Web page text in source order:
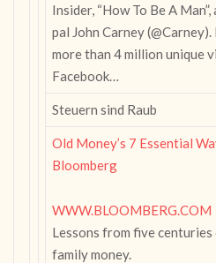
Insider, “How To Be A
pal John Carney
more than 4 million unique
Facebook…
Steuern sind Raub
Old Money’s 7 Essential
Bloomberg
WWW.BLOOMBERG.COM
Lessons from five
family money.